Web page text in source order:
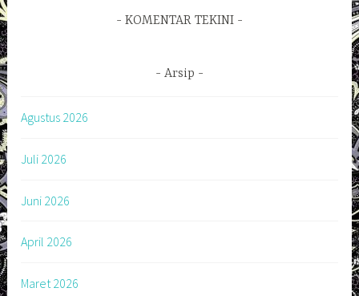
KOMENTAR TEKINI
Arsip
Agustus 2026
Juli 2026
Juni 2026
April 2026
Maret 2026